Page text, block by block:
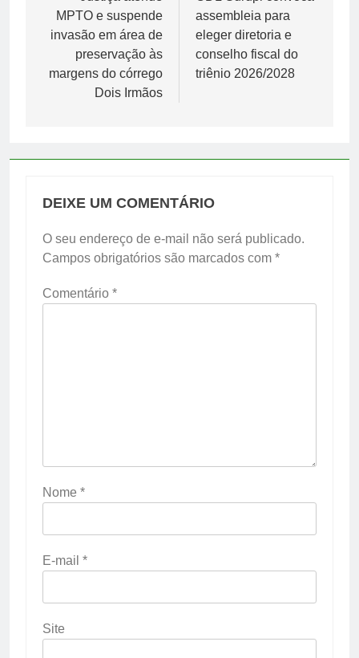
Post
MPTO e suspende
invasão em área de
preservação às
margens do córrego
Dois Irmãos
assembleia para
eleger diretoria e
conselho fiscal do
triênio 2026/2028
DEIXE UM COMENTÁRIO
O seu endereço de e-mail não será publicado.
Campos obrigatórios são marcados com *
Comentário *
Nome *
E-mail *
Site